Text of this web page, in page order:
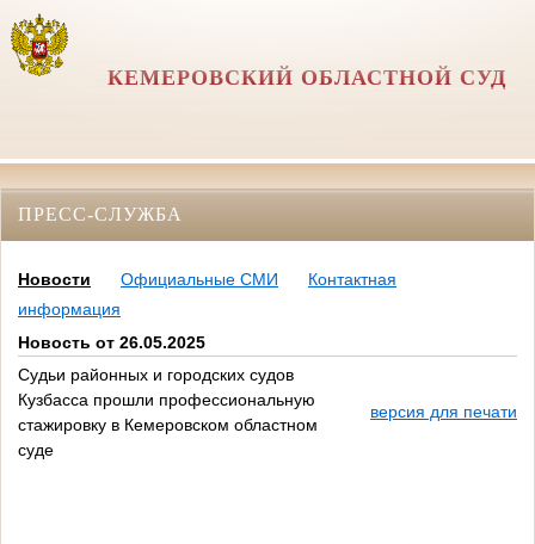
КЕМЕРОВСКИЙ ОБЛАСТНОЙ СУД
ПРЕСС-СЛУЖБА
Новости Официальные СМИ
Контактная
информация
Новость от 26.05.2025
Судьи районных и городских судов
Кузбасса прошли профессиональную
стажировку в Кемеровском областном
суде
версия для печати